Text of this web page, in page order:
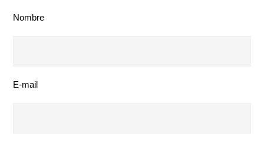
Nombre
E-mail